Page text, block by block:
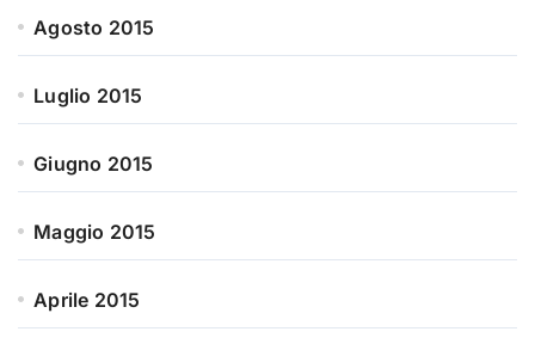
Agosto 2015
Luglio 2015
Giugno 2015
Maggio 2015
Aprile 2015